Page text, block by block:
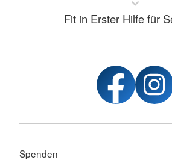
Fit in Erster Hilfe für
Spenden